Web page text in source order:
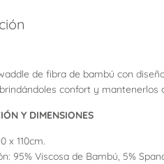
de fibra de bambú con
confort y mantenerlos
Y DIMENSIONES
x 110cm.
95% Viscosa de Bambú, 5%